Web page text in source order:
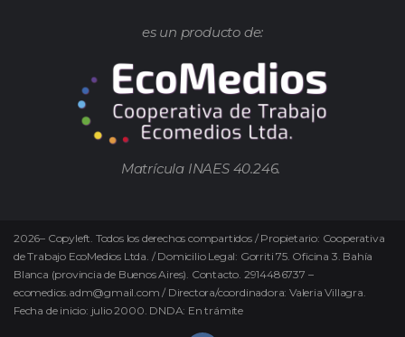
es un producto de:
Matrícula INAES 40.246.
2026– Copyleft. Todos los derechos compartidos / Propietario: Cooperativa
de Trabajo EcoMedios Ltda. / Domicilio Legal: Gorriti 75. Oficina 3. Bahía
Blanca (provincia de Buenos Aires). Contacto. 2914486737 –
ecomedios.adm@gmail.com / Directora/coordinadora: Valeria Villagra.
Fecha de inicio: julio 2000. DNDA: En trámite